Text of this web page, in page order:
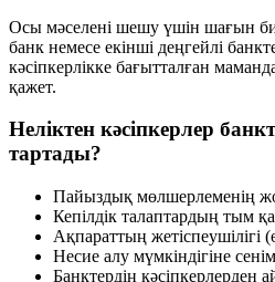
Осы мәселені шешу үшін шағын
банк немесе екінші деңгейлі
кәсіпкерлікке бағытталған
қажет.
Неліктен кәсіпкерлер
тартады?
Пайыздық мөлшерлеменің
Кепілдік талаптардың тым
Ақпараттың жетіспеушілігі
Несие алу мүмкіндігіне
Банктердің кәсіпкерлерден